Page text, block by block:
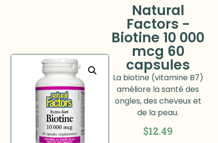
Natural
Factors -
Biotine 10 000
mcg 60
capsules
La biotine (vitamine B7)
améliore la santé des
ongles, des cheveux et
de la peau.
$12.49